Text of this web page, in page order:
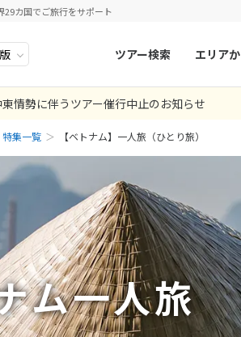
29カ国でご旅行をサポート
ツアー検索 エリア
ダ
海
インド洋
イタリア
ドイツ
スイス
ポーランド
スウェーデン
ラトビア
スロヴェニア
秋旅
年末年始
東情勢に伴うツアー催行中止のお知らせ
特集一覧 【ベトナム】一人旅（ひとり旅）
ム一人旅